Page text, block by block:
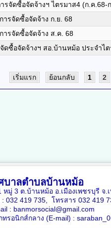
รจัดซื้อจัดจ้างฯ ไตรมาส4 (ก.ค.68-
ารจัดซื้อจัดจ้าง ก.ย. 68
ารจัดซื้อจัดจ้าง ส.ค. 68
ดซื้อจัดจ้างฯ สอ.บ้านหม้อ ประจำไ
เริ่มแรก ย้อนกลับ 1 2
บาลตำบลบ้านหม้อ
หมู่ 3 ต.บ้านหม้อ อ.เมืองเพชรบุรี จ.
: 032 419 735, โทรสาร 032 419
: banmorsocial@gmail.com
ทรอนิกส์กลาง (E-mail) :